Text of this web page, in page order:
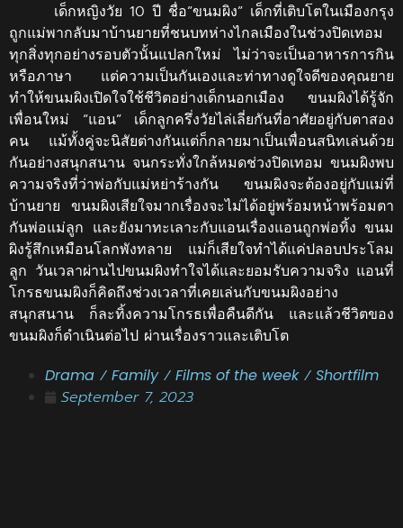
เด็กหญิงวัย 10 ปี ชื่อ”ขนมผิง” เด็กที่เติบโตในเมืองกรุง
ถูกแม่พากลับมาบ้านยายที่ชนบทห่างไกลเมืองในช่วงปิดเทอม
ทุกสิ่งทุกอย่างรอบตัวนั้นแปลกใหม่ ไม่ว่าจะเป็นอาหารการกิน
หรือภาษา แต่ความเป็นกันเองและท่าทางดูใจดีของคุณยาย
ทำให้ขนมผิงเปิดใจใช้ชีวิตอย่างเด็กนอกเมือง ขนมผิงได้รู้จัก
เพื่อนใหม่ “แอน” เด็กลูกครึ่งวัยไล่เลี่ยกันที่อาศัยอยู่กับตาสอง
คน แม้ทั้งคู่จะนิสัยต่างกันแต่ก็กลายมาเป็นเพื่อนสนิทเล่นด้วย
กันอย่างสนุกสนาน จนกระทั่งใกล้หมดช่วงปิดเทอม ขนมผิงพบ
ความจริงที่ว่าพ่อกับแม่หย่าร้างกัน ขนมผิงจะต้องอยู่กับแม่ที่
บ้านยาย ขนมผิงเสียใจมากเรื่องจะไม่ได้อยู่พร้อมหน้าพร้อมตา
กันพ่อแม่ลูก และยังมาทะเลาะกับแอนเรื่องแอนถูกพ่อทิ้ง ขนม
ผิงรู้สึกเหมือนโลกพังทลาย แม่ก็เสียใจทำได้แค่ปลอบประโลม
ลูก วันเวลาผ่านไปขนมผิงทำใจได้และยอมรับความจริง แอนที่
โกรธขนมผิงก็คิดถึงช่วงเวลาที่เคยเล่นกับขนมผิงอย่าง
สนุกสนาน ก็ละทิ้งความโกรธเพื่อคืนดีกัน และแล้วชีวิตของ
ขนมผิงก็ดำเนินต่อไป ผ่านเรื่องราวและเติบโต
Drama / Family/ Films of the week/ Shortfilm
September 7, 2023